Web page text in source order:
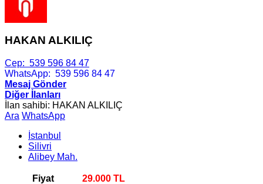
HAKAN ALKILIÇ
Cep: 539 596 84 47
WhatsApp: 539 596 84 47
Mesaj Gönder
Diğer İlanları
İlan sahibi: HAKAN ALKILIÇ
Ara WhatsApp
İstanbul
Silivri
Alibey Mah.
Fiyat
29.000 TL